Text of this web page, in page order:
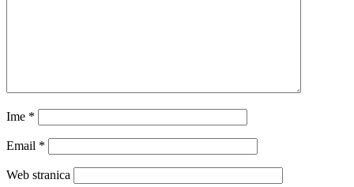
Ime *
Email *
Web stranica